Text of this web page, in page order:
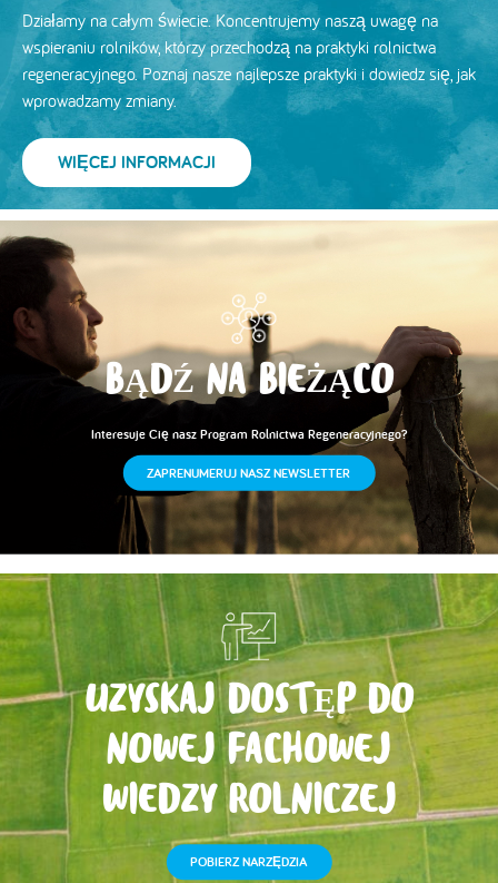
Działamy na całym świecie. Koncentrujemy naszą uwagę na
wspieraniu rolników, którzy przechodzą na praktyki rolnictwa
regeneracyjnego. Poznaj nasze najlepsze praktyki i dowiedz się, jak
wprowadzamy zmiany.
WIĘCEJ INFORMACJI
BĄDŹ NA BIEŻĄCO
Interesuje Cię nasz Program Rolnictwa Regeneracyjnego?
ZAPRENUMERUJ NASZ NEWSLETTER
UZYSKAJ DOSTĘP DO
NOWEJ FACHOWEJ
WIEDZY ROLNICZEJ
POBIERZ NARZĘDZIA